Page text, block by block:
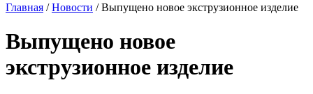
Главная /Новости /Выпущено новое экструзионное изделие
Выпущено новое
экструзионное изделие